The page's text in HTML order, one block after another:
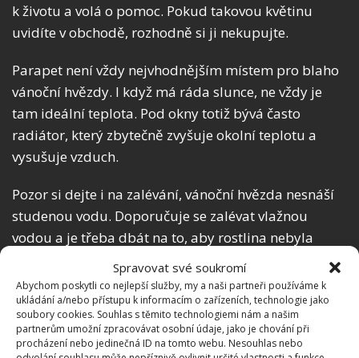
Spravovat své soukromí
Abychom poskytli co nejlepší služby, my a naši partneři používáme k
ukládání a/nebo přístupu k informacím o zařízeních, technologie jako
soubory cookies. Souhlas s těmito technologiemi nám a našim
partnerům umožní zpracovávat osobní údaje, jako je chování při
procházení nebo jedinečná ID na tomto webu. Nesouhlas nebo
k životu a volá o pomoc. Pokud takovou květinu
uvidíte v obchodě, rozhodně si ji nekupujte.
Parapet není vždy nejvhodnějším místem pro blaho
vánoční hvězdy. I když má ráda slunce, ne vždy je
tam ideální teplota. Pod okny totiž bývá často
radiátor, který zbytečně zvyšuje okolní teplotu a
vysušuje vzduch.
Pozor si dejte i na zalévání, vánoční hvězda nesnáší
studenou vodu. Doporučuje se zalévat vlažnou
vodou a je třeba dbát na to, aby rostlina nebyla
přelévána nebo vysušena – proto ji zalévejte
pravidelně, ale jen v malých dávkách. Půda v
květináči by měla být vždy vlhká, ale určitě ne
přemokřená.